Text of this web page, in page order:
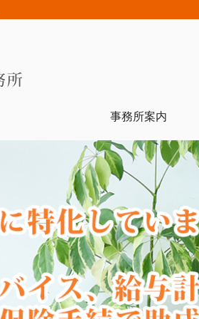
事務所案内